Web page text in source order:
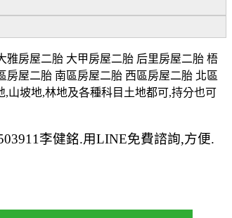
雅房屋二胎 大甲房屋二胎 后里房屋二胎 梧
屋二胎 南區房屋二胎 西區房屋二胎 北區
山坡地,林地及各種科目土地都可,持分也可
李健銘.用LINE免費諮詢,方便.